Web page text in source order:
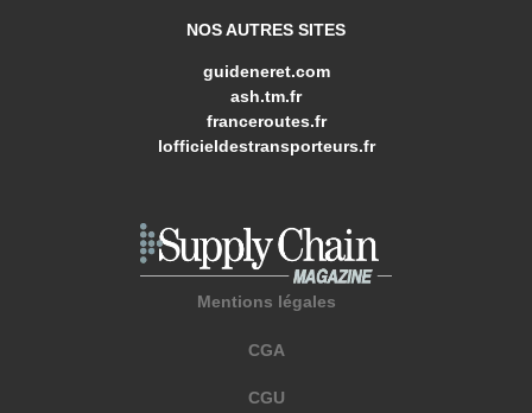
NOS AUTRES SITES
guideneret.com
ash.tm.fr
franceroutes.fr
lofficieldestransporteurs.fr
Mentions légales
CGA
CGU